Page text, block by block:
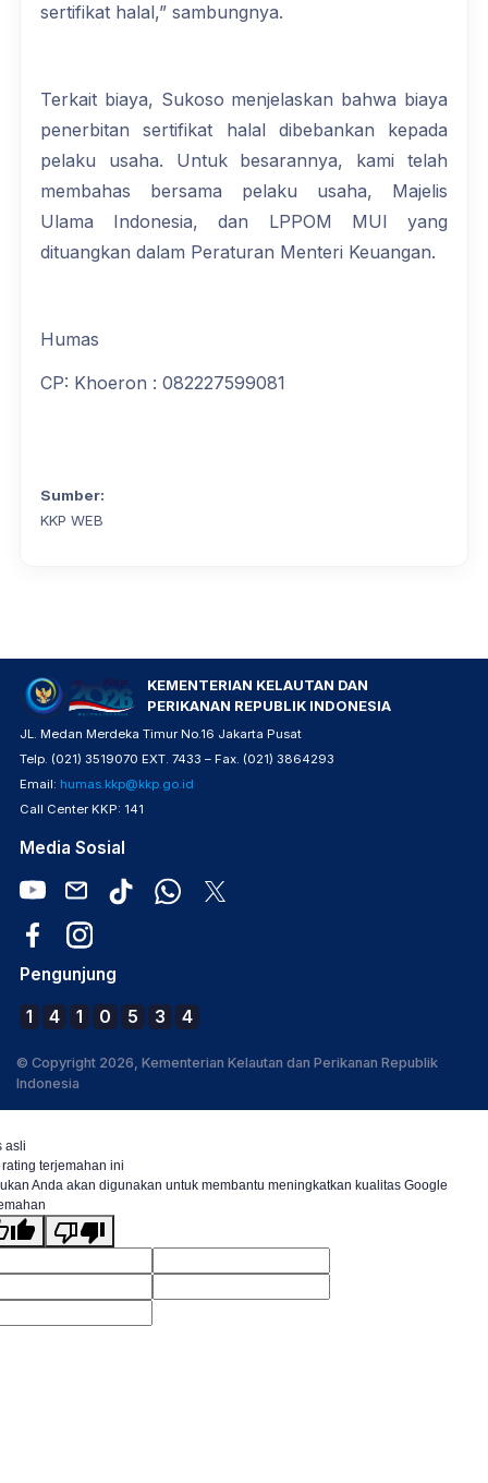
sertifikat halal,” sambungnya.
Terkait biaya, Sukoso menjelaskan bahwa biaya
penerbitan sertifikat halal dibebankan kepada
pelaku usaha. Untuk besarannya, kami telah
membahas bersama pelaku usaha, Majelis
Ulama Indonesia, dan LPPOM MUI yang
dituangkan dalam Peraturan Menteri Keuangan.
Humas
CP: Khoeron : 082227599081
Sumber:
KKP WEB
KEMENTERIAN KELAUTAN DAN
PERIKANAN REPUBLIK INDONESIA
JL. Medan Merdeka Timur No.16 Jakarta Pusat
Telp. (021) 3519070 EXT. 7433 – Fax. (021) 3864293
Email: humas.kkp@kkp.go.id
Call Center KKP: 141
Media Sosial
Pengunjung
1 4 1 0 5 3 4
© Copyright 2026, Kementerian Kelautan dan Perikanan Republik
Indonesia
asli
terjemahan ini
Anda akan digunakan untuk membantu meningkatkan kualitas Google